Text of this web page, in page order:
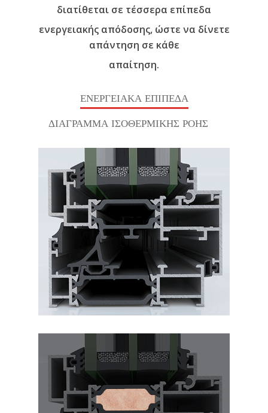
διατίθεται σε τέσσερα επίπεδα
ενεργειακής απόδοσης, ώστε να δίνετε
απάντηση σε κάθε
απαίτηση.
ΕΝΕΡΓΕΙΑΚΑ ΕΠΙΠΕΔΑ
ΔΙΑΓΡΑΜΜΑ ΙΣΟΘΕΡΜΙΚΗΣ ΡΟΗΣ